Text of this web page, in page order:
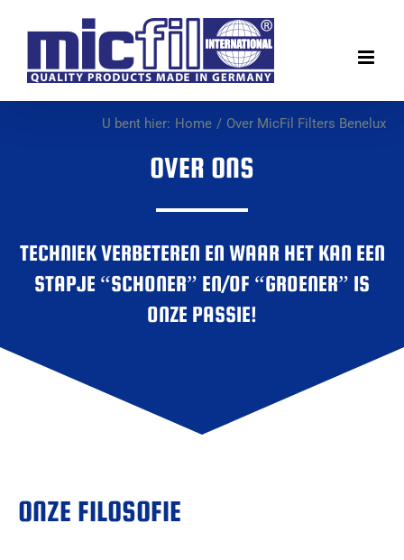
inhoud
U bent hier: Home Over MicFil Filters Benelux
OVER ONS
TECHNIEK VERBETEREN EN WAAR HET KAN EEN
STAPJE “SCHONER” EN/OF “GROENER” IS
ONZE PASSIE!
ONZE FILOSOFIE